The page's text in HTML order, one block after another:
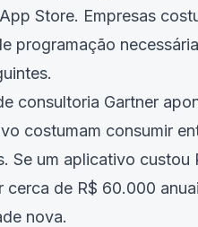
Store. Empresas
programação
consultoria Gartner
costumam consumir
Se um aplicativo
cerca de R$ 60.000
nova.